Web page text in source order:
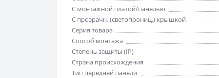
С монтажной платой/панелью
С прозрачн. (светопрониц.) крышкой
Серия товара
Способ монтажа
Степень защиты (IP)
Страна происхождения
Тип передней панели